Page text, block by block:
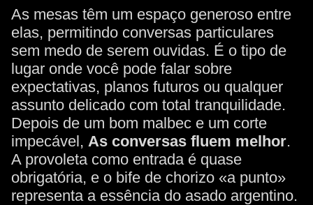
As mesas têm um espaço generoso entre
elas, permitindo conversas particulares
sem medo de serem ouvidas. É o tipo de
lugar onde você pode falar sobre
expectativas, planos futuros ou qualquer
assunto delicado com total tranquilidade.
Depois de um bom malbec e um corte
impecável, As conversas fluem melhor.
A provoleta como entrada é quase
obrigatória, e o bife de chorizo «a punto»
representa a essência do asado argentino.